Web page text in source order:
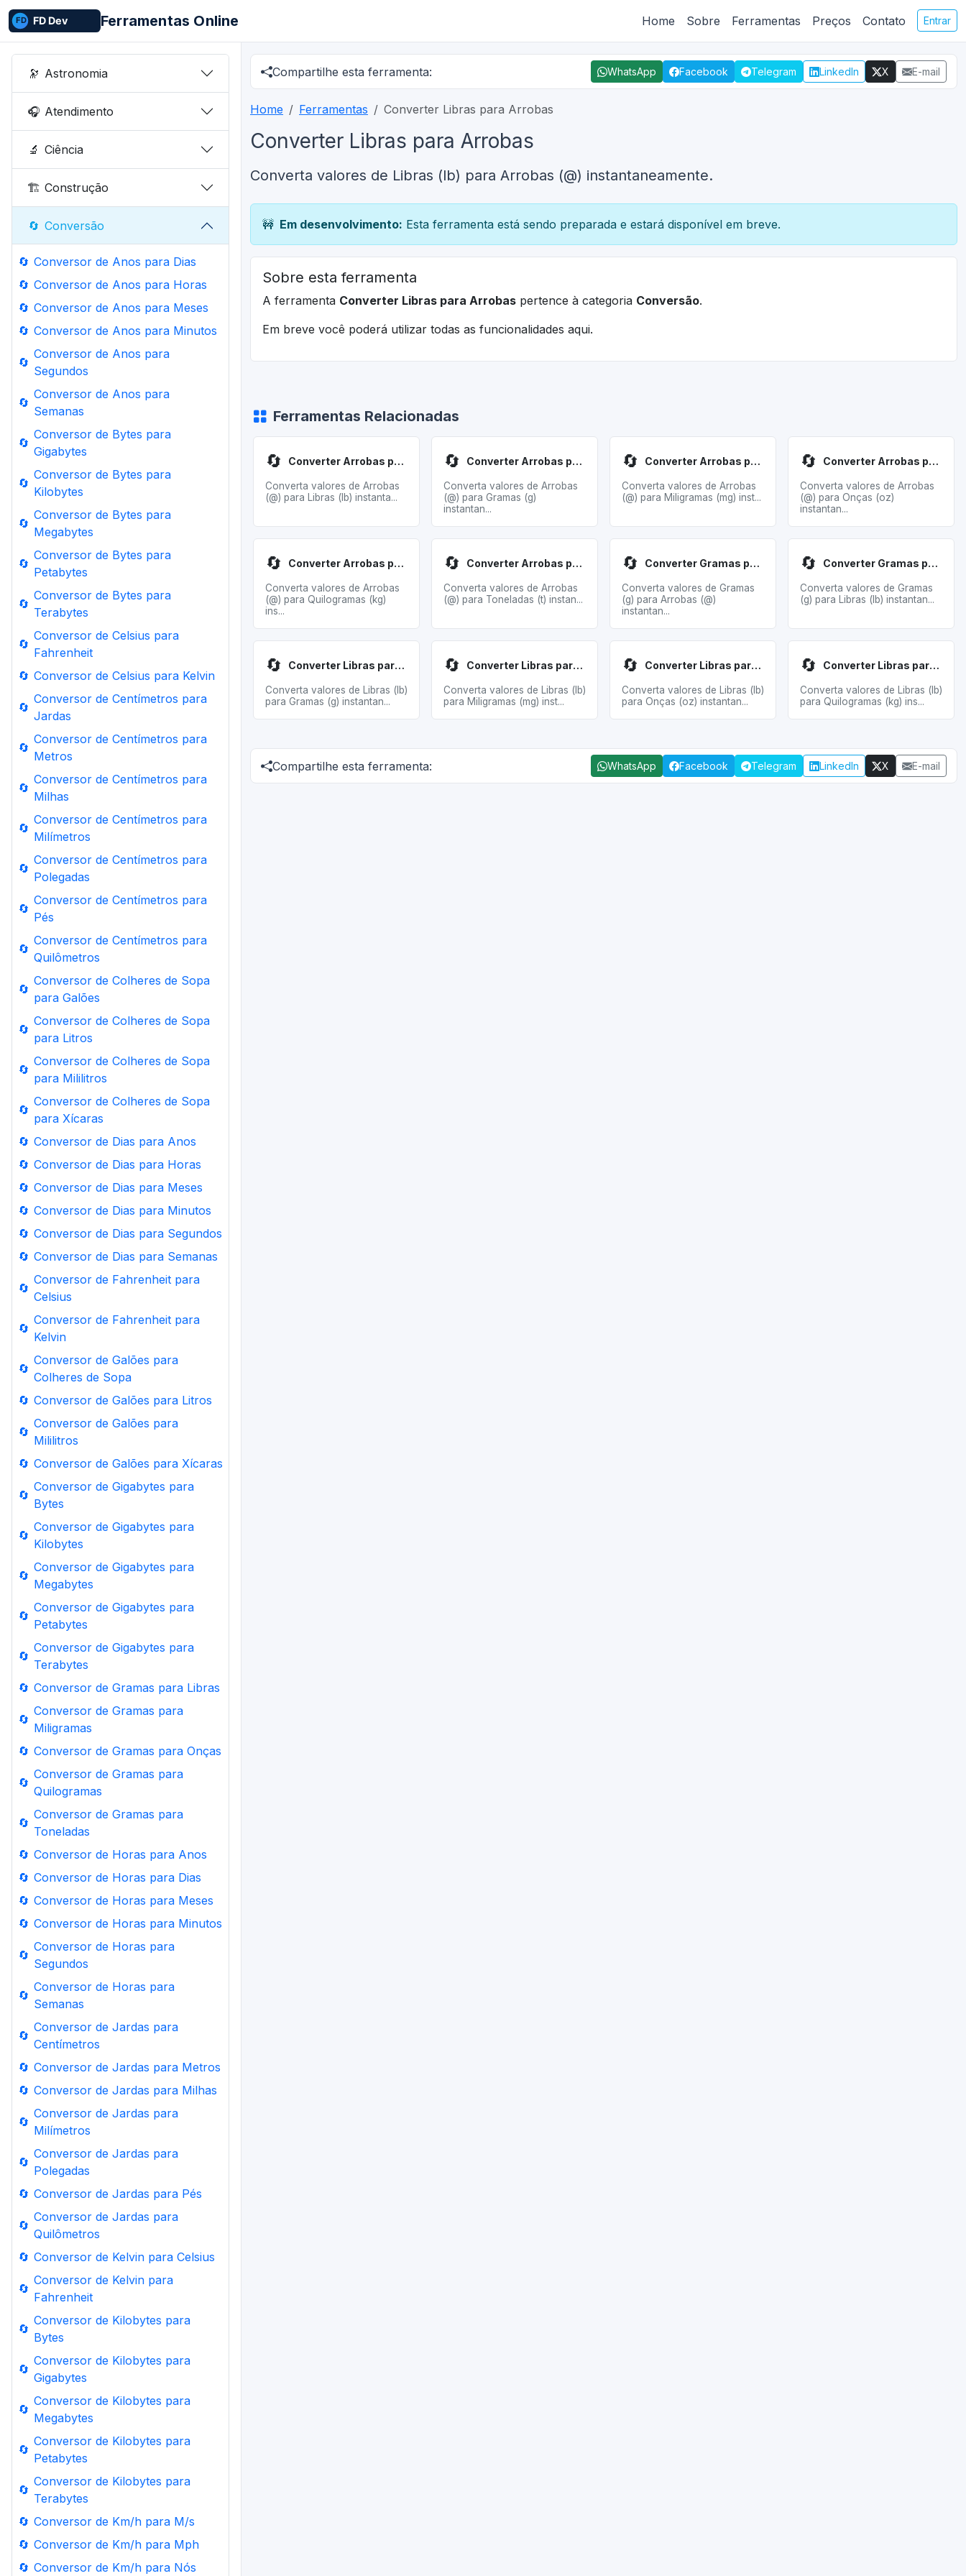
Ferramentas Online Home Sobre Ferramentas Preços Contato Entrar
🔭 Astronomia
🎧 Atendimento
🔬 Ciência
🏗️ Construção
🔄 Conversão
🔄 Conversor de Anos para Dias
🔄 Conversor de Anos para Horas
🔄 Conversor de Anos para Meses
🔄 Conversor de Anos para Minutos
🔄
Conversor de Anos para
Segundos
🔄
Conversor de Anos para
Semanas
🔄
Conversor de Bytes para
Gigabytes
🔄
Conversor de Bytes para
Kilobytes
🔄
Conversor de Bytes para
Megabytes
🔄
Conversor de Bytes para
Petabytes
🔄
Conversor de Bytes para
Terabytes
🔄
Conversor de Celsius para
Fahrenheit
🔄 Conversor de Celsius para Kelvin
🔄
Conversor de Centímetros para
Jardas
🔄
Conversor de Centímetros para
Metros
🔄
Conversor de Centímetros para
Milhas
🔄
Conversor de Centímetros para
Milímetros
🔄
Conversor de Centímetros para
Polegadas
🔄
Conversor de Centímetros para
Pés
🔄
Conversor de Centímetros para
Quilômetros
🔄
Conversor de Colheres de Sopa
para Galões
🔄
Conversor de Colheres de Sopa
para Litros
🔄
Conversor de Colheres de Sopa
para Mililitros
🔄
Conversor de Colheres de Sopa
para Xícaras
🔄 Conversor de Dias para Anos
🔄 Conversor de Dias para Horas
🔄 Conversor de Dias para Meses
🔄 Conversor de Dias para Minutos
🔄 Conversor de Dias para Segundos
🔄 Conversor de Dias para Semanas
🔄
Conversor de Fahrenheit para
Celsius
🔄
Conversor de Fahrenheit para
Kelvin
🔄
Conversor de Galões para
Colheres de Sopa
🔄 Conversor de Galões para Litros
🔄
Conversor de Galões para
Mililitros
🔄 Conversor de Galões para Xícaras
🔄
Conversor de Gigabytes para
Bytes
🔄
Conversor de Gigabytes para
Kilobytes
🔄
Conversor de Gigabytes para
Megabytes
🔄
Conversor de Gigabytes para
Petabytes
🔄
Conversor de Gigabytes para
Terabytes
🔄 Conversor de Gramas para Libras
🔄
Conversor de Gramas para
Miligramas
🔄 Conversor de Gramas para Onças
🔄
Conversor de Gramas para
Quilogramas
🔄
Conversor de Gramas para
Toneladas
🔄 Conversor de Horas para Anos
🔄 Conversor de Horas para Dias
🔄 Conversor de Horas para Meses
🔄 Conversor de Horas para Minutos
🔄
Conversor de Horas para
Segundos
🔄
Conversor de Horas para
Semanas
🔄
Conversor de Jardas para
Centímetros
🔄 Conversor de Jardas para Metros
🔄 Conversor de Jardas para Milhas
🔄
Conversor de Jardas para
Milímetros
🔄
Conversor de Jardas para
Polegadas
🔄 Conversor de Jardas para Pés
🔄
Conversor de Jardas para
Quilômetros
🔄 Conversor de Kelvin para Celsius
🔄
Conversor de Kelvin para
Fahrenheit
🔄
Conversor de Kilobytes para
Bytes
🔄
Conversor de Kilobytes para
Gigabytes
🔄
Conversor de Kilobytes para
Megabytes
🔄
Conversor de Kilobytes para
Petabytes
🔄
Conversor de Kilobytes para
Terabytes
🔄 Conversor de Km/h para M/s
🔄 Conversor de Km/h para Mph
🔄 Conversor de Km/h para Nós
Compartilhe esta ferramenta: WhatsApp Facebook Telegram LinkedIn X E-mail
Home Ferramentas Converter Libras para Arrobas
Converter Libras para Arrobas
Converta valores de Libras (lb) para Arrobas (@) instantaneamente.
🚧 Em desenvolvimento: Esta ferramenta está sendo preparada e estará disponível em breve.
Sobre esta ferramenta
A ferramenta Converter Libras para Arrobas pertence à categoria Conversão.
Em breve você poderá utilizar todas as funcionalidades aqui.
Ferramentas Relacionadas
🔄 Converter Arrobas para Libras
Converta valores de Arrobas
(@) para Libras (lb) instanta...
🔄 Converter Arrobas para Gramas
Converta valores de Arrobas
(@) para Gramas (g)
instantan...
🔄 Converter Arrobas para Miligramas
Converta valores de Arrobas
(@) para Miligramas (mg) inst...
🔄 Converter Arrobas para Onças
Converta valores de Arrobas
(@) para Onças (oz)
instantan...
🔄 Converter Arrobas para Quilogramas
Converta valores de Arrobas
(@) para Quilogramas (kg)
ins...
🔄 Converter Arrobas para Toneladas
Converta valores de Arrobas
(@) para Toneladas (t) instan...
🔄 Converter Gramas para Arrobas
Converta valores de Gramas
(g) para Arrobas (@)
instantan...
🔄 Converter Gramas para Libras
Converta valores de Gramas
(g) para Libras (lb) instantan...
🔄 Converter Libras para Gramas
Converta valores de Libras (lb)
para Gramas (g) instantan...
🔄 Converter Libras para Miligramas
Converta valores de Libras (lb)
para Miligramas (mg) inst...
🔄 Converter Libras para Onças
Converta valores de Libras (lb)
para Onças (oz) instantan...
🔄 Converter Libras para Quilogramas
Converta valores de Libras (lb)
para Quilogramas (kg) ins...
Compartilhe esta ferramenta: WhatsApp Facebook Telegram LinkedIn X E-mail